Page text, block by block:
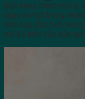
Bạn đang thèm một ly
ngậy là một trong
hiện nay, đặc biệt
với độ béo của sữa